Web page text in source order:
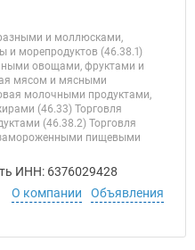
и моллюсками,
и морепродуктов (46.38.1)
овощами, фруктами и
мясом и мясными
молочными продуктами,
(46.33) Торговля
(46.38.2) Торговля
пищевыми
ИНН: 6376029428
О компании
Объявления